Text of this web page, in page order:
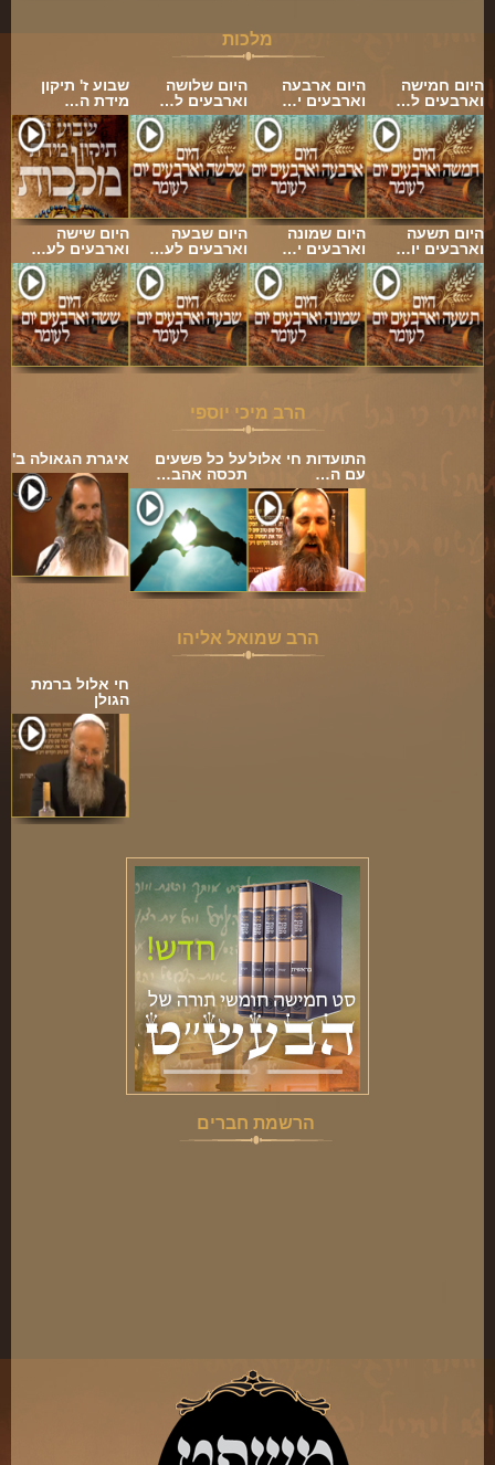
מלכות
שבוע ז' תיקון
מידת ה…
היום שלושה
וארבעים ל…
היום ארבעה
וארבעים י…
היום חמישה
וארבעים ל…
היום שישה
וארבעים לע…
היום שבעה
וארבעים לע…
היום שמונה
וארבעים י…
היום תשעה
וארבעים יו…
הרב מיכי יוספי
איגרת הגאולה ב'
על כל פשעים
תכסה אהב…
התועדות חי אלול
עם ה…
הרב שמואל אליהו
חי אלול ברמת
הגולן
הרשמת חברים